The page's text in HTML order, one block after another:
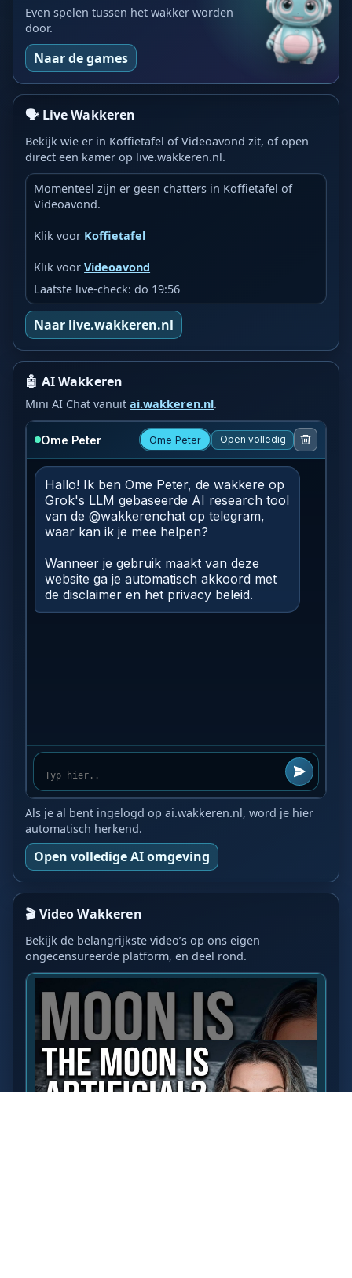
Even spelen tussen het wakker worden
door.
Naar de games
🗣️ Live Wakkeren
Bekijk wie er in Koffietafel of Videoavond zit, of open
direct een kamer op live.wakkeren.nl.
Momenteel zijn er geen chatters in Koffietafel of
Videoavond.
Klik voor Koffietafel
Klik voorVideoavond
Laatste live-check: do 19:56
Naar live.wakkeren.nl
🤖 AI Wakkeren
Mini AI Chat vanuitai.wakkeren.nl.
Als je al bent ingelogd op ai.wakkeren.nl, word je hier
automatisch herkend.
Open volledige AI omgeving
🎬 Video Wakkeren
Bekijk de belangrijkste video’s op ons eigen
ongecensureerde platform, en deel rond.